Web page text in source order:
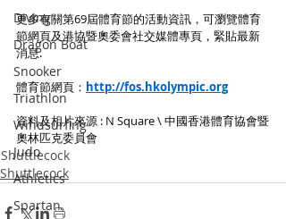
Diving
Dragon Boat
Snooker
Triathlon
Windsurfing
Judo
Athletics
Spartan
更多有關第69屆體育節的活動資訊，可瀏覽體育
節網頁及港協暨奧委會社交媒體專頁，緊貼最新
消息.
體育節網頁： http://fos.hkolympic.org
資料及相片來源 : N Square \ 中國香港體育協會暨
奧林匹克委員會
Shuttlecock
Shuttlecock